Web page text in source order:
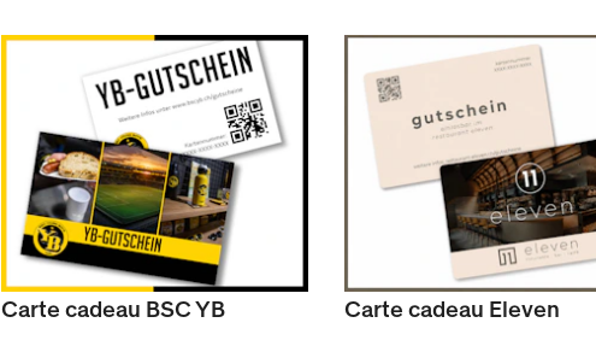
Carte cadeau BSC YB Carte cadeau Eleven